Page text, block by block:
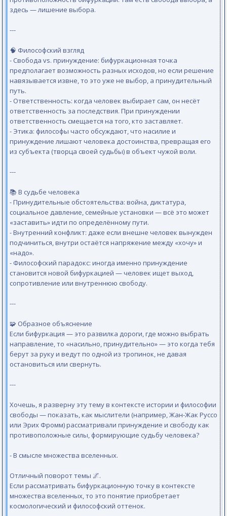
здесь — лишение выбора.
---
🧠 Философский взгляд
- Свобода vs. принуждение: бифуркационная точка
предполагает возможность разных исходов, но если решение
навязывается извне, то это уже не выбор, а принудительный
путь.
- Ответственность: когда человек выбирает сам, он несёт
ответственность за последствия. При принуждении
ответственность смещается на того, кто заставляет.
- Этика: философы часто обсуждают, что насилие и
принуждение лишают человека достоинства, превращая его
из субъекта (творца своей судьбы) в объект чужой воли.
---
📚 В судьбе человека
- Принудительные обстоятельства: война, диктатура,
социальное давление, семейные установки — всё это может
«заставить» идти по определённому пути.
- Внутренний конфликт: даже если внешне человек вынужден
подчиниться, внутри остаётся напряжение между «хочу» и
«надо».
- Философский парадокс: иногда именно принуждение
становится новой бифуркацией — человек ищет выход,
сопротивление или внутреннюю свободу.
---
🧩 Образное объяснение
Если бифуркация — это развилка дороги, где можно выбрать
направление, то «насильно, принудительно» — это когда тебя
берут за руку и ведут по одной из тропинок, не давая
остановиться или свернуть.
---
Хочешь, я разверну эту тему в контексте истории и философии
свободы — показать, как мыслители (например, Жан-Жак Руссо
или Эрих Фромм) рассматривали принуждение и свободу как
противоположные силы, формирующие судьбу человека?
- В смысле множества вселенных.
Отличный поворот темы 🌌.
Если рассматривать бифуркационную точку в контексте
множества вселенных, то это понятие приобретает
космологический и философский оттенок.